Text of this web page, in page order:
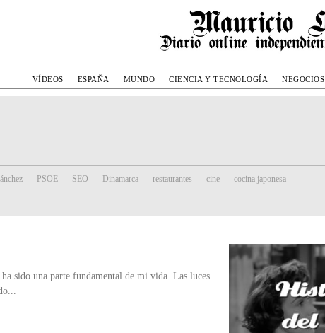
VÍDEOS ESPAÑA MUNDO CIENCIA Y TECNOLOGÍA NEGOCIOS
PSOE SEO Dinamarca restaurantes cine cocina japonesa
sido una parte fundamental de mi vida. Las luces